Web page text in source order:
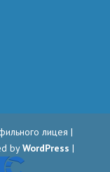
лицея |
byWordPress |